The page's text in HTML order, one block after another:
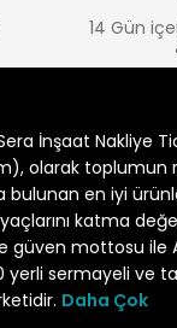
14 Gün
İnşaat Nakliye
olarak toplumun
bulunan en iyi
katma
güven mottosu ile
sermayeli ve
Daha Çok